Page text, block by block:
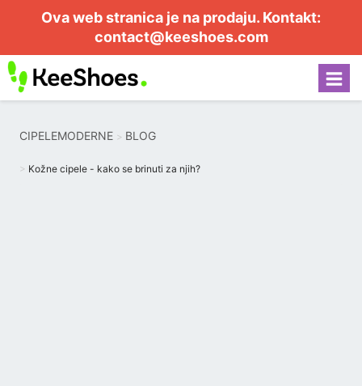
Ova web stranica je na prodaju. Kontakt:
contact@keeshoes.com
CIPELEMODERNE BLOG
Kožne cipele - kako se brinuti za njih?